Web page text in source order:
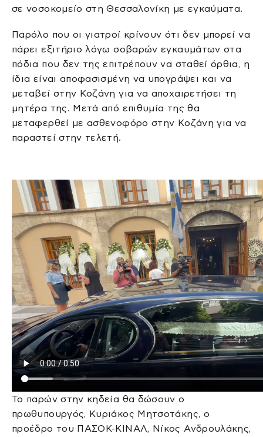
σε νοσοκομείο στη Θεσσαλονίκη με εγκαύματα.
Παρόλο που οι γιατροί κρίνουν ότι δεν μπορεί να
πάρει εξιτήριο λόγω σοβαρών εγκαυμάτων στα
πόδια που δεν της επιτρέπουν να σταθεί όρθια, η
ίδια είναι αποφασισμένη να υπογράψει και να
μεταβεί στην Κοζάνη για να αποχαιρετήσει τη
μητέρα της. Μετά από επιθυμία της θα
μεταφερθεί με ασθενοφόρο στην Κοζάνη για να
παραστεί στην τελετή.
Το παρών στην κηδεία θα δώσουν ο
πρωθυπουργός, Κυριάκος Μητσοτάκης, ο
προέδρο του ΠΑΣΟΚ-ΚΙΝΑΛ, Νίκος Ανδρουλάκης,